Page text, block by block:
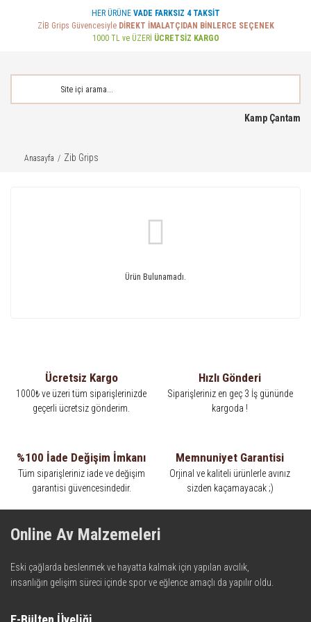
HER ÜRÜNE VADE FARKSIZ 4 TAKSİT
ZİB Grips Güvencesiyle DİREKT İMALATÇIDAN BİNLERCE SEÇENEK
1000 TL ve ÜZERİ ÜCRETSİZ KARGO
Kamp Çantam
Anasayfa Zib Grips
Ürün Bulunamadı.
Ücretsiz Kargo
1000₺ ve üzeri tüm siparişlerinizde
geçerli ücretsiz gönderim.
Hızlı Gönderi
Siparişleriniz en geç 3 İş gününde
kargoda !
%100 İade Değişim İmkanı
Tüm siparişleriniz iade ve değişim
garantisi güvencesindedir.
Memnuniyet Garantisi
Orjinal ve kaliteli ürünlerle avınız
sizden kaçamayacak ;)
Online Av Malzemeleri
Eski çağlarda beslenmek ve hayatta kalmak için yapılan avcılık,
insanlığın gelişim süreci içinde spor ve eğlence amaçlı da yapılır oldu.
teknolojinin dokunuşuyla av malzemelerinde en iyisini meydana